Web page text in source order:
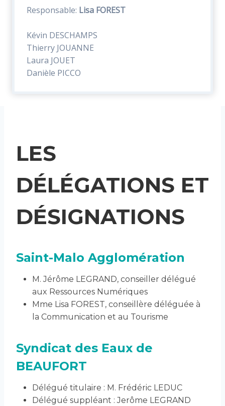
Responsable: Lisa FOREST
Kévin DESCHAMPS
Thierry JOUANNE
Laura JOUET
Danièle PICCO
LES
DÉLÉGATIONS ET
DÉSIGNATIONS
Saint-Malo Agglomération
M. Jérôme LEGRAND, conseiller délégué
aux Ressources Numériques
Mme Lisa FOREST, conseillère déléguée à
la Communication et au Tourisme
Syndicat des Eaux de
BEAUFORT
Délégué titulaire : M. Frédéric LEDUC
Délégué suppléant : Jerôme LEGRAND